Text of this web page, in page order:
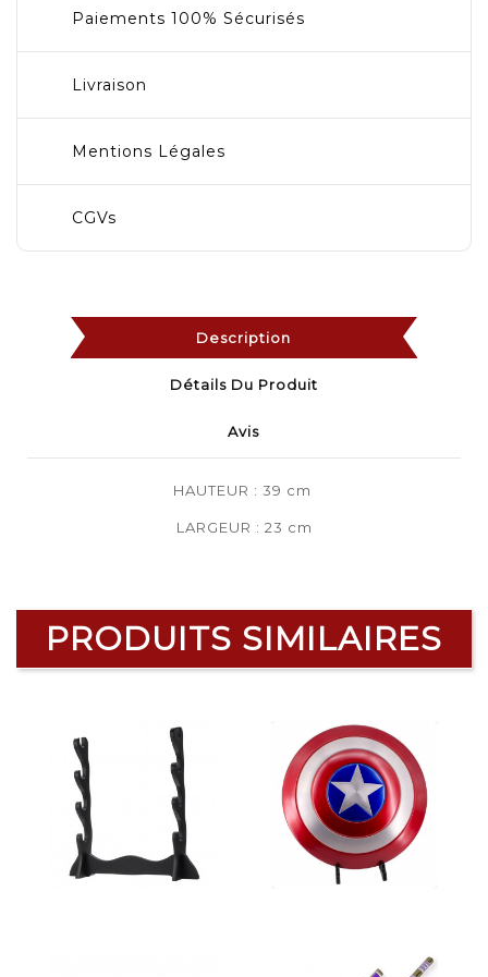
Paiements 100% Sécurisés
Livraison
Mentions Légales
CGVs
Description
Détails Du Produit
Avis
HAUTEUR : 39 cm
LARGEUR : 23 cm
PRODUITS SIMILAIRES